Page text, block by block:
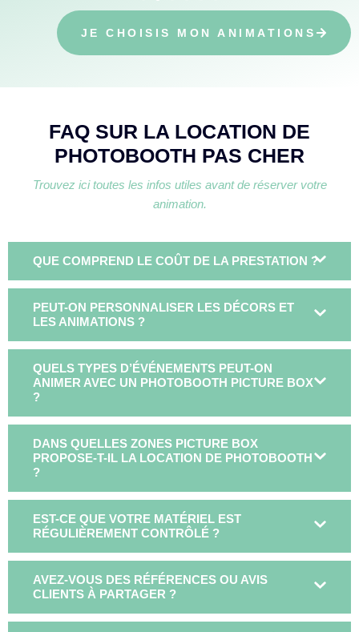
JE CHOISIS MON ANIMATIONS
FAQ SUR LA LOCATION DE
PHOTOBOOTH PAS CHER
Trouvez ici toutes les infos utiles avant de réserver votre
animation.
QUE COMPREND LE COÛT DE LA PRESTATION ?
PEUT-ON PERSONNALISER LES DÉCORS ET
LES ANIMATIONS ?
QUELS TYPES D’ÉVÉNEMENTS PEUT-ON
ANIMER AVEC UN PHOTOBOOTH PICTURE BOX
?
DANS QUELLES ZONES PICTURE BOX
PROPOSE-T-IL LA LOCATION DE PHOTOBOOTH
?
EST-CE QUE VOTRE MATÉRIEL EST
RÉGULIÈREMENT CONTRÔLÉ ?
AVEZ-VOUS DES RÉFÉRENCES OU AVIS
CLIENTS À PARTAGER ?